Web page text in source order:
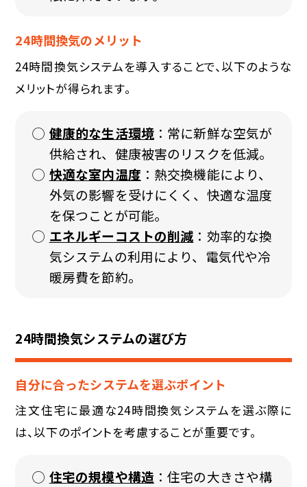
24時間換気のメリット
24時間換気システムを導入することで、以下のような
メリットが得られます。
健康的な生活環境 ：常に新鮮な空気が
供給され、健康被害のリスクを低減。
快適な室内温度 ：熱交換機能により、
外気の影響を受けにくく、快適な温度
を保つことが可能。
エネルギーコストの削減 ：効率的な換
気システムの利用により、電気代や冷
暖房費を節約。
24時間換気システムの選び方
自分に合ったシステムを選ぶポイント
注文住宅に最適な24時間換気システムを選ぶ際に
は、以下のポイントを考慮することが重要です。
住宅の規模や構造 ：住宅の大きさや構